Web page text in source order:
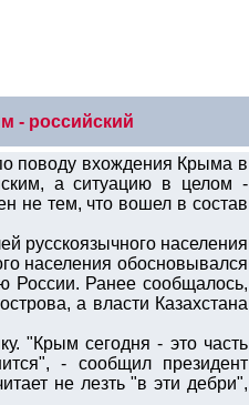
- российский
поводу вхождения Крыма в
а ситуацию в целом -
не тем, что вошел в состав
русскоязычного населения
населения обосновывался
России. Ранее сообщалось,
а власти Казахстана
"Крым сегодня - это часть
- сообщил президент
не лезть "в эти дебри",